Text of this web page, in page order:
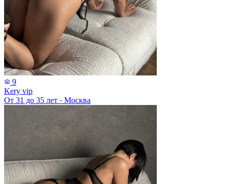
9
Kery vip
От 31 до 35 лет · Москва